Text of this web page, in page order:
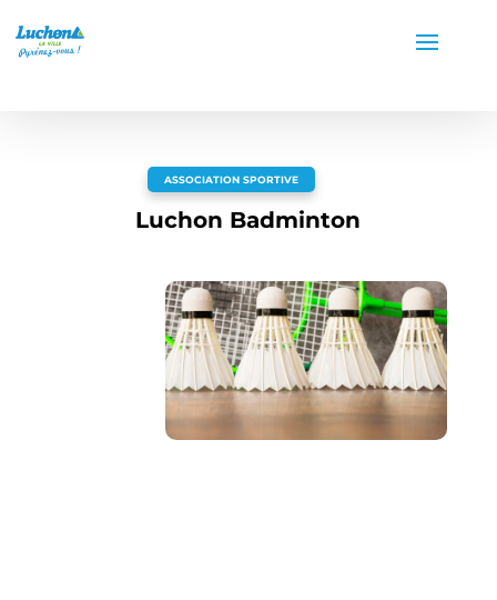
ASSOCIATION SPORTIVE
Luchon Badminton